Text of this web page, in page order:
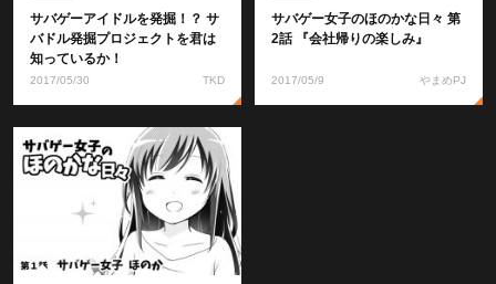
サバゲーアイドルを発掘！？ サ
バドル発掘プロジェクトを君は
知っているか！
2017/05/30 TKD
サバゲー女子のほのかな日々 第
2話 『会社帰りの楽しみ』
2017/05/9 やまめPJ